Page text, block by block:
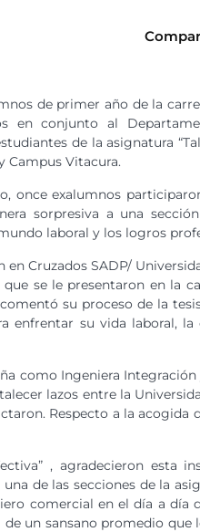
de primer año de la
en conjunto al
de la asignatura
Campus Vitacura.
once exalumnos
sorpresiva a una
laboral y los logros
Cruzados SADP/
se le presentaron en la
su proceso de la
enfrentar su vida laboral,
como Ingeniera
lazos entre la
Respecto a la
, agradecieron esta
de las secciones de la
comercial en el día a día
un sansano promedio